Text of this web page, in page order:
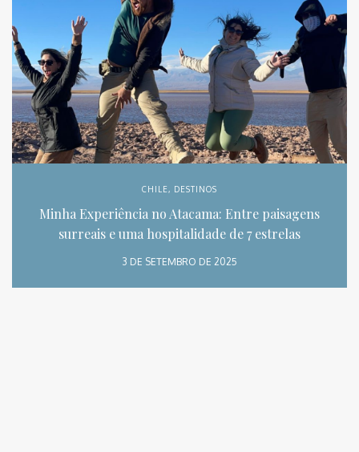
CHILE, DESTINOS
Minha Experiência no Atacama: Entre paisagens
surreais e uma hospitalidade de 7 estrelas
3 DE SETEMBRO DE 2025